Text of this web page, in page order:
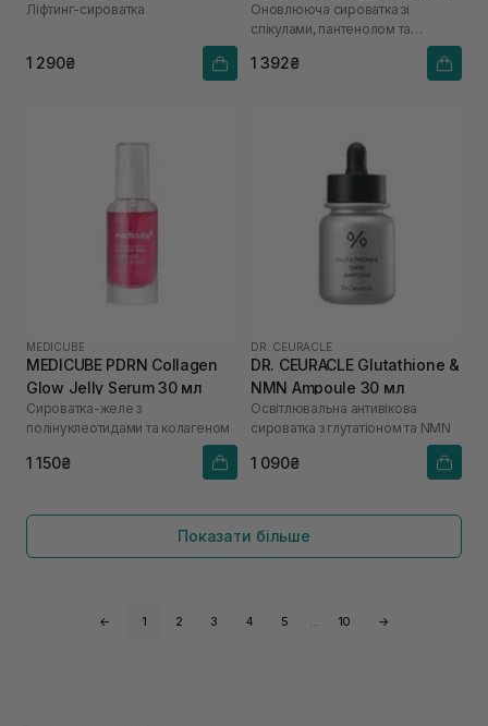
Ліфтинг-сироватка
1 290₴
мл
Оновлююча сироватка зі
спікулами, пантенолом та
1 392₴
MEDICUBE
MEDICUBE PDRN Collagen
Glow Jelly Serum 30 мл
Сироватка-желе з
полінуклеотидами та колагеном
1 150₴
DR. CEURACLE
DR. CEURACLE Glutathione &
NMN Ampoule 30 мл
Освітлювальна антивікова
сироватка з глутатіоном та NMN
1 090₴
Показати більше
← 1 2 3 4 5 … 10 →